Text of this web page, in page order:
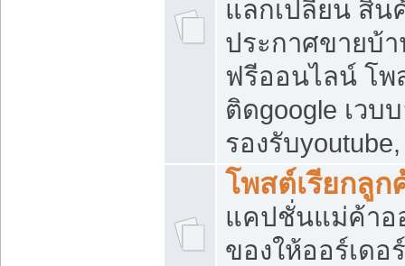
แลกเปลี่ยน สิน
ประกาศขายบ้
ฟรีออนไลน์ โพ
ติดgoogle เวบ
รองรับ
โพสต์เรียกลูก
แคปชั่นแม่ค้าอ
ของให้ออร์เดอ